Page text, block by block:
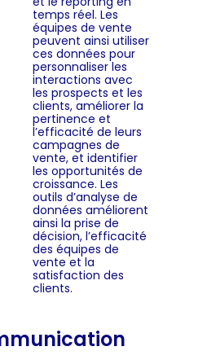
temps réel. Les
équipes de vente
peuvent ainsi utiliser
ces données pour
personnaliser les
interactions avec
les prospects et les
clients, améliorer la
pertinence et
l’efficacité de leurs
campagnes de
vente, et identifier
les opportunités de
croissance. Les
outils d’analyse de
données améliorent
ainsi la prise de
décision, l’efficacité
des équipes de
vente et la
satisfaction des
clients.